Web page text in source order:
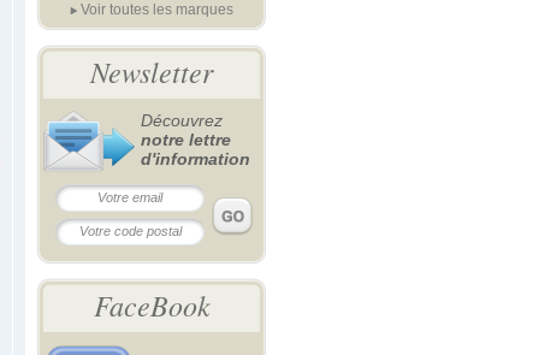
Voir toutes les marques
Newsletter
Découvrez
notre lettre
d'information
FaceBook